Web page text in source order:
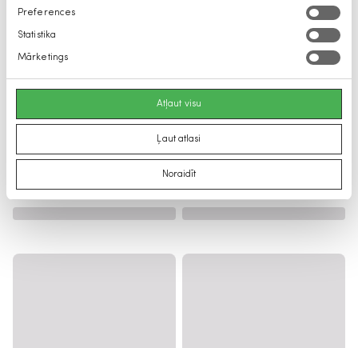
izvēle
Preferences
Statistika
Mārketings
Atļaut visu
Ļaut atlasi
Noraidīt